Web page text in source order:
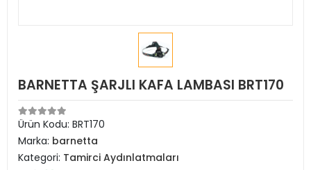
BARNETTA ŞARJLI KAFA LAMBASI BRT170
Ürün Kodu: BRT170
Marka: barnetta
Kategori: Tamirci Aydınlatmaları